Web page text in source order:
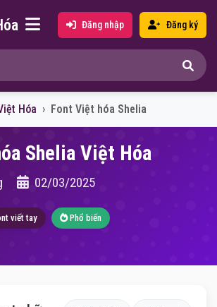
Đăng nhập Đăng ký
Hóa Font Việt hóa Shelia
Shelia Việt Hóa
02/03/2025
viết tay Phổ biến